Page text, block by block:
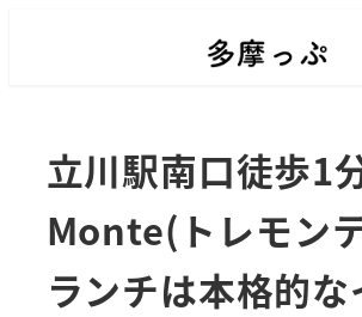
立川駅南口徒歩1
Monte(トレモン
ランチは本格的な